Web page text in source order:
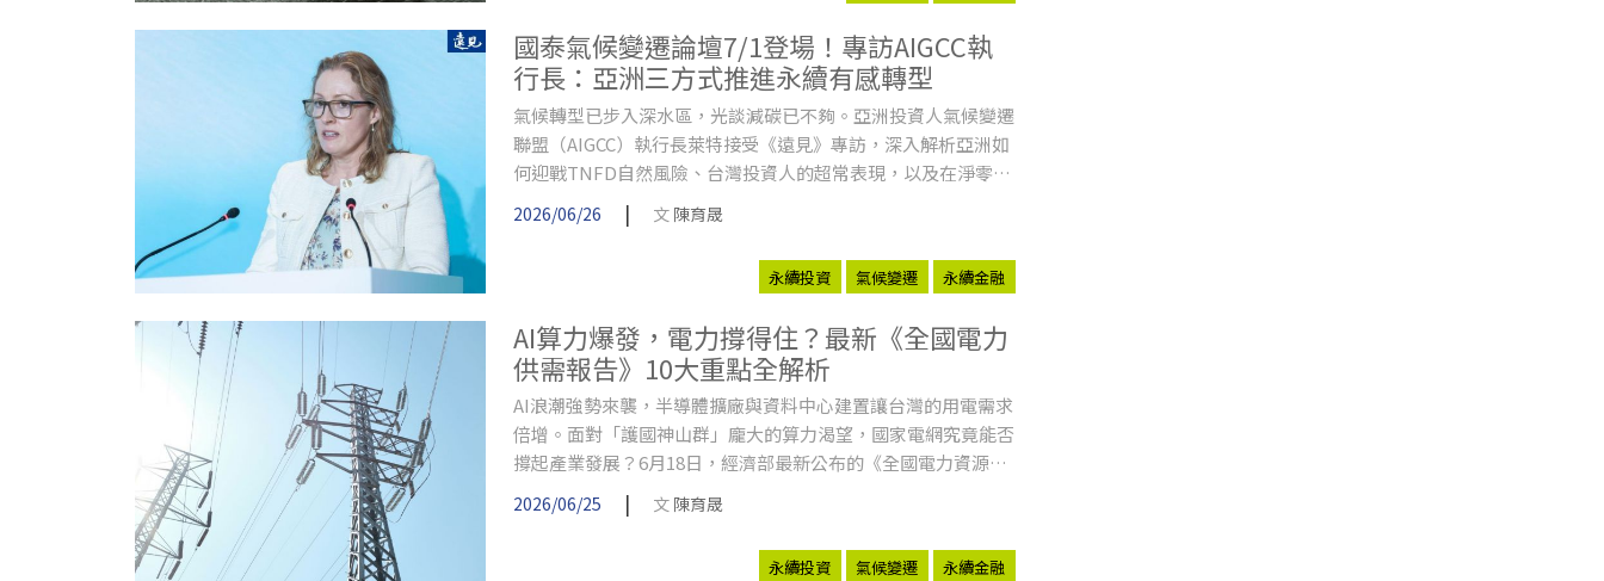
國泰氣候變遷論壇7/1登場！專訪AIGCC執
行長：亞洲三方式推進永續有感轉型
氣候轉型已步入深水區，光談減碳已不夠。亞洲投資人氣候變遷
聯盟（AIGCC）執行長萊特接受《遠見》專訪，深入解析亞洲如
何迎戰TNFD自然風險、台灣投資人的超常表現，以及在淨零路
上如何兼顧減碳與獲利。
2026/06/26 | 文 陳育晟
永續投資 氣候變遷 永續金融
AI算力爆發，電力撐得住？最新《全國電力
供需報告》10大重點全解析
AI浪潮強勢來襲，半導體擴廠與資料中心建置讓台灣的用電需求
倍增。面對「護國神山群」龐大的算力渴望，國家電網究竟能否
撐起產業發展？6月18日，經濟部最新公布的《全國電力資源供
需報告》，揭露未來十年的電力布局與嚴峻挑戰。
2026/06/25 | 文 陳育晟
永續投資 氣候變遷 永續金融